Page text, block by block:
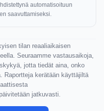
automatisoituun
saavuttamiseksi.
tilan reaaliaikaisen
Seuraamme vastausaikoja,
jotta tiedät aina, onko
Raportteja kerätään käyttäjiltä
jatkuvasti.